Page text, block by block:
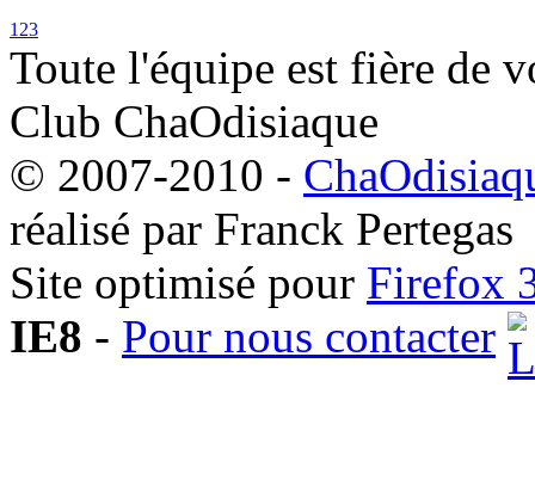
1 23
Toute l'équipe est fière de
Club ChaOdisiaque
© 2007-2010 -
réalisé par Franck Pertegas
Site optimisé pour Firefox
IE8 - Pour nous contacter